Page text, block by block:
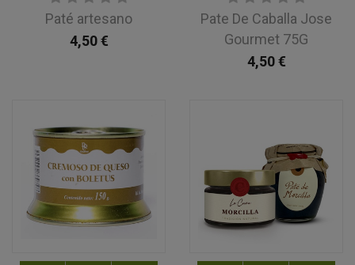
Paté artesano
4,50€
Pate De Caballa Jose
Gourmet 75G
4,50€